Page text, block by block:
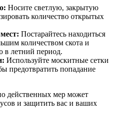
Носите светлую, закрытую
количество открытых
Постарайтесь находиться
количеством скота и
в летний период.
Используйте москитные сетки
предотвратить попадание
действенных мер может
и защитить вас и ваших